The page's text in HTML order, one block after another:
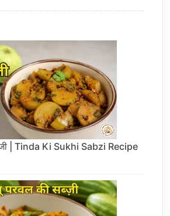
| Tinda Ki Sukhi Sabzi Recipe